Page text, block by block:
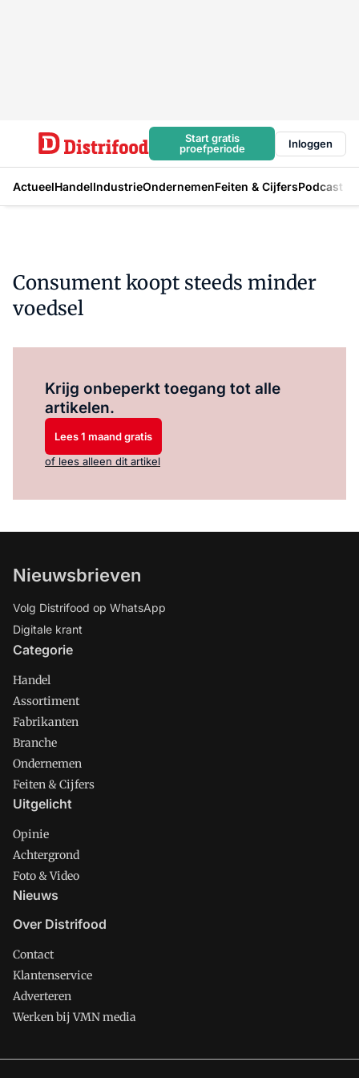
Start gratis
proefperiode
Inloggen
ActueelHandelIndustrieOndernemenFeiten & CijfersPodcast
Consument koopt steeds minder
voedsel
Krijg onbeperkt toegang tot alle
artikelen.
Lees 1 maand gratis
of lees alleen dit artikel
Nieuwsbrieven
Volg Distrifood op WhatsApp
Digitale krant
Categorie
Handel
Assortiment
Fabrikanten
Branche
Ondernemen
Feiten & Cijfers
Uitgelicht
Opinie
Achtergrond
Foto & Video
Nieuws
Over Distrifood
Contact
Klantenservice
Adverteren
Werken bij VMN media